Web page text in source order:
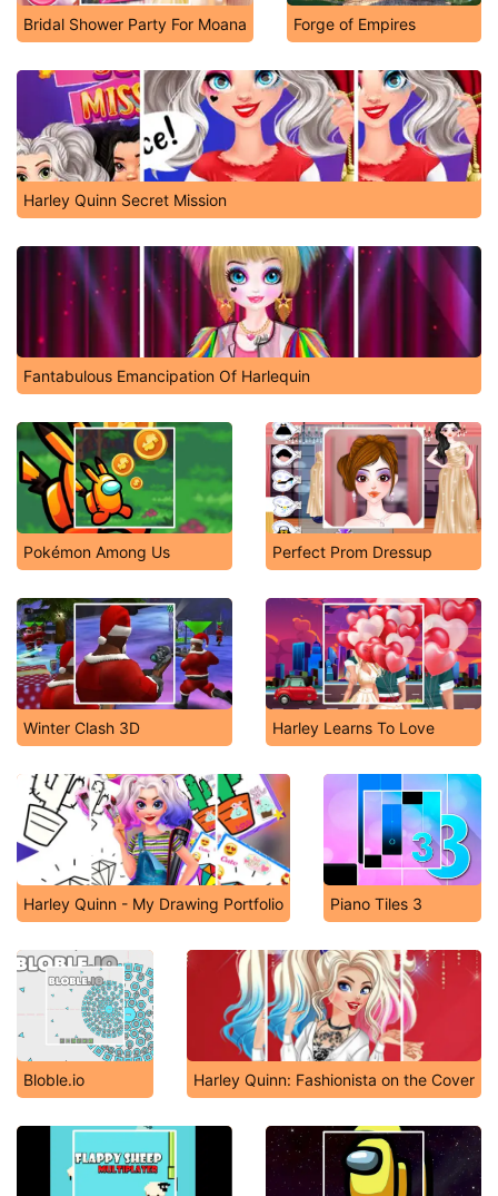
Bridal Shower Party For Moana Forge of Empires
Harley Quinn Secret Mission
Fantabulous Emancipation Of Harlequin
Pokémon Among Us Perfect Prom Dressup
Winter Clash 3D Harley Learns To Love
Harley Quinn - My Drawing Portfolio Piano Tiles 3
Bloble.io Harley Quinn: Fashionista on the Cover